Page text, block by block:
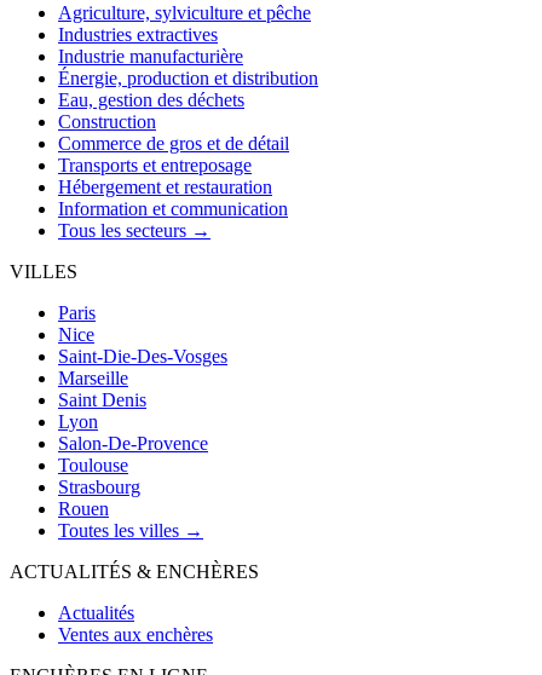
Agriculture, sylviculture et pêche
Industries extractives
Industrie manufacturière
Énergie, production et distribution
Eau, gestion des déchets
Construction
Commerce de gros et de détail
Transports et entreposage
Hébergement et restauration
Information et communication
Tous les secteurs →
VILLES
Paris
Nice
Saint-Die-Des-Vosges
Marseille
Saint Denis
Lyon
Salon-De-Provence
Toulouse
Strasbourg
Rouen
Toutes les villes →
ACTUALITÉS & ENCHÈRES
Actualités
Ventes aux enchères